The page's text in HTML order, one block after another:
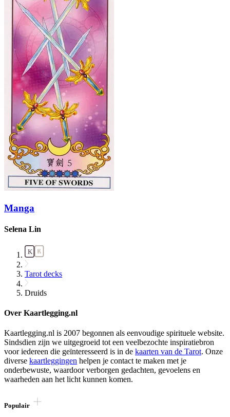
Manga
Selena Lin
Tarot decks
Druids
Over Kaartlegging.nl
Kaartlegging.nl is 2007 begonnen als eenvoudige spirituele website.
Sindsdien zijn we uitgegroeid tot een veelbezochte inspiratiebron
voor iedereen die geïnteresseerd is in de kaarten van de Tarot. Onze
diverse kaartleggingen helpen je contact te maken met je
onderbewuste, waardoor verborgen gedachten, gevoelens en
waarheden aan het licht kunnen komen.
Populair